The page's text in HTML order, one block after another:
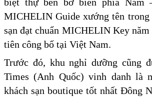
MICHELIN Guide xướng tên trong
sạn đạt chuẩn MICHELIN Key
tiên công bố tại Việt Nam.
Trước đó, khu nghỉ dưỡng cũng
Times (Anh Quốc) vinh danh là
khách sạn boutique tốt nhất Đông